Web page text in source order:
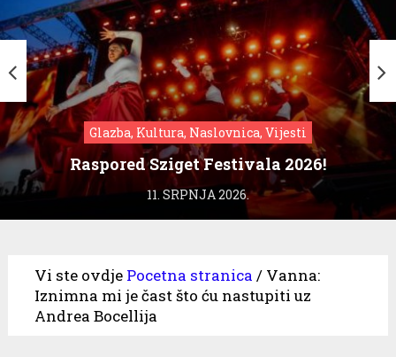
Glazba, Kultura, Naslovnica, Vijesti
Raspored Sziget Festivala 2026!
11. SRPNJA 2026.
Vi ste ovdje Pocetna stranica / Vanna:
Iznimna mi je čast što ću nastupiti uz
Andrea Bocellija